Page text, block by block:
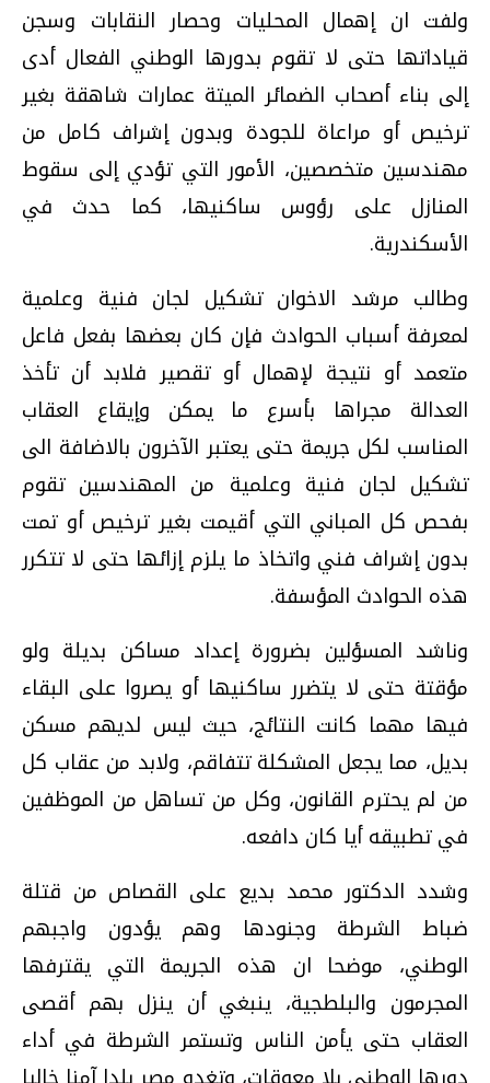
ولفت ان إهمال المحليات وحصار النقابات وسجن
قياداتها حتى لا تقوم بدورها الوطني الفعال أدى
إلى بناء أصحاب الضمائر الميتة عمارات شاهقة بغير
ترخيص أو مراعاة للجودة وبدون إشراف كامل من
مهندسين متخصصين، الأمور التي تؤدي إلى سقوط
المنازل على رؤوس ساكنيها، كما حدث في
الأسكندرية.
وطالب مرشد الاخوان تشكيل لجان فنية وعلمية
لمعرفة أسباب الحوادث فإن كان بعضها بفعل فاعل
متعمد أو نتيجة لإهمال أو تقصير فلابد أن تأخذ
العدالة مجراها بأسرع ما يمكن وإيقاع العقاب
المناسب لكل جريمة حتى يعتبر الآخرون بالاضافة الى
تشكيل لجان فنية وعلمية من المهندسين تقوم
بفحص كل المباني التي أقيمت بغير ترخيص أو تمت
بدون إشراف فني واتخاذ ما يلزم إزائها حتى لا تتكرر
هذه الحوادث المؤسفة.
وناشد المسؤلين بضرورة إعداد مساكن بديلة ولو
مؤقتة حتى لا يتضرر ساكنيها أو يصروا على البقاء
فيها مهما كانت النتائج، حيث ليس لديهم مسكن
بديل، مما يجعل المشكلة تتفاقم، ولابد من عقاب كل
من لم يحترم القانون، وكل من تساهل من الموظفين
في تطبيقه أيا كان دافعه.
وشدد الدكتور محمد بديع على القصاص من قتلة
ضباط الشرطة وجنودها وهم يؤدون واجبهم
الوطني، موضحا ان هذه الجريمة التي يقترفها
المجرمون والبلطجية، ينبغي أن ينزل بهم أقصى
العقاب حتى يأمن الناس وتستمر الشرطة في أداء